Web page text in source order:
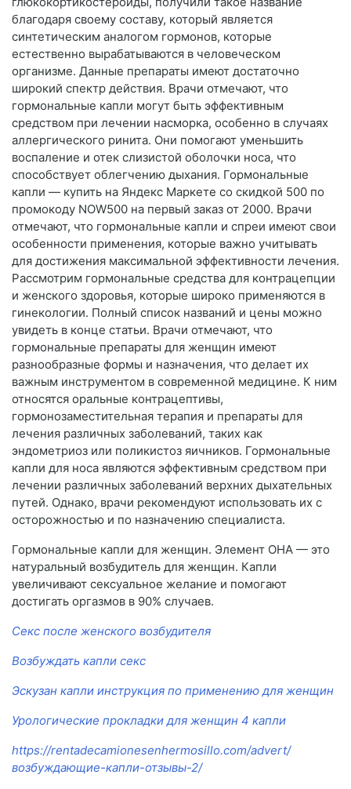
благодаря своему составу, который является
синтетическим аналогом гормонов, которые
естественно вырабатываются в человеческом
организме. Данные препараты имеют достаточно
широкий спектр действия. Врачи отмечают, что
гормональные капли могут быть эффективным
средством при лечении насморка, особенно в случаях
аллергического ринита. Они помогают уменьшить
воспаление и отек слизистой оболочки носа, что
способствует облегчению дыхания. Гормональные
капли — купить на Яндекс Маркете со скидкой 500 по
промокоду NOW500 на первый заказ от 2000. Врачи
отмечают, что гормональные капли и спреи имеют свои
особенности применения, которые важно учитывать
для достижения максимальной эффективности лечения.
Рассмотрим гормональные средства для контрацепции
и женского здоровья, которые широко применяются в
гинекологии. Полный список названий и цены можно
увидеть в конце статьи. Врачи отмечают, что
гормональные препараты для женщин имеют
разнообразные формы и назначения, что делает их
важным инструментом в современной медицине. К ним
относятся оральные контрацептивы,
гормонозаместительная терапия и препараты для
лечения различных заболеваний, таких как
эндометриоз или поликистоз яичников. Гормональные
капли для носа являются эффективным средством при
лечении различных заболеваний верхних дыхательных
путей. Однако, врачи рекомендуют использовать их с
осторожностью и по назначению специалиста.
Гормональные капли для женщин. Элемент ОНА — это
натуральный возбудитель для женщин. Капли
увеличивают сексуальное желание и помогают
достигать оргазмов в 90% случаев.
Секс после женского возбудителя
Возбуждать капли секс
Эскузан капли инструкция по применению для женщин
Урологические прокладки для женщин 4 капли
https://rentadecamionesenhermosillo.com/advert/
возбуждающие-капли-отзывы-2/